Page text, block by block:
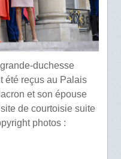
duchesse
été reçus au Palais
et son épouse
de courtoisie suite
photos :